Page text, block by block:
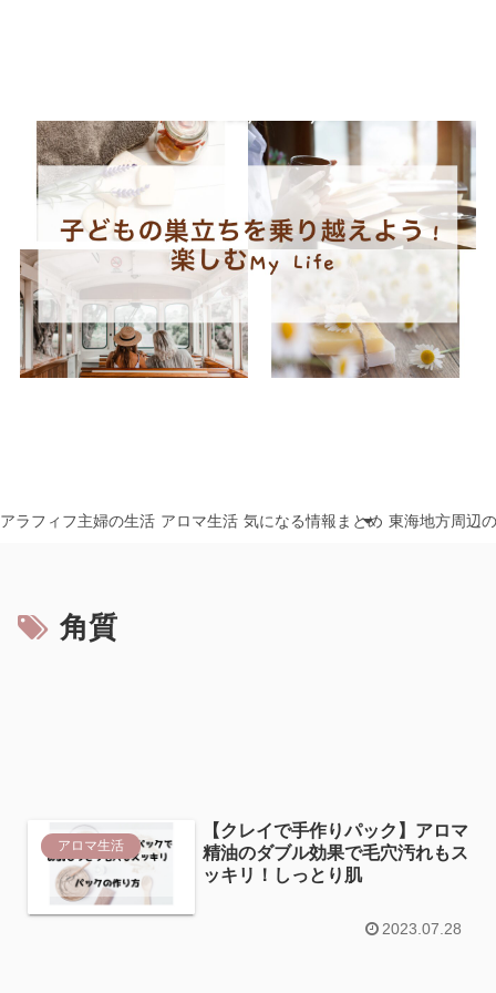
アラフィフ主婦の生活 アロマ生活 気になる情報まとめ 東海地方周辺
角質
アロマ生活
【クレイで手作りパック】アロマ
精油のダブル効果で毛穴汚れもス
ッキリ！しっとり肌
2023.07.28